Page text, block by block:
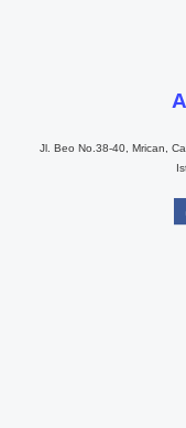
Jl. Beo No.38-40, Mrican,